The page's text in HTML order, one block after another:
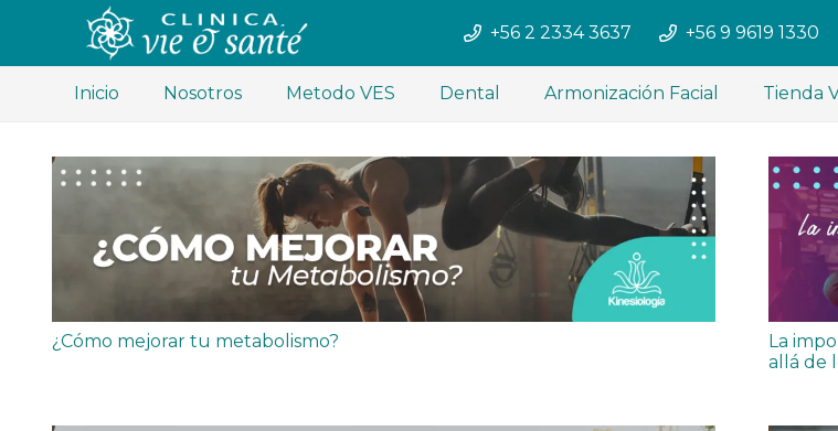
+56 2 2334 3637 +56 9 9619 1330
Inicio Nosotros Metodo VES Dental Armonización Facial Tienda
¿Cómo mejorar tu metabolismo?
La
allá de